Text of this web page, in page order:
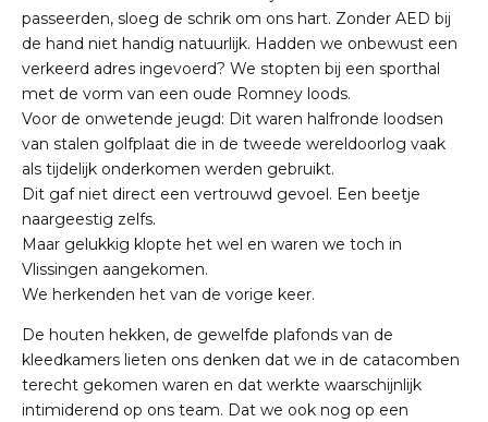
passeerden, sloeg de schrik om ons hart. Zonder AED bij
de hand niet handig natuurlijk. Hadden we onbewust een
verkeerd adres ingevoerd? We stopten bij een sporthal
met de vorm van een oude Romney loods.
Voor de onwetende jeugd: Dit waren halfronde loodsen
van stalen golfplaat die in de tweede wereldoorlog vaak
als tijdelijk onderkomen werden gebruikt.
Dit gaf niet direct een vertrouwd gevoel. Een beetje
naargeestig zelfs.
Maar gelukkig klopte het wel en waren we toch in
Vlissingen aangekomen.
We herkenden het van de vorige keer.
De houten hekken, de gewelfde plafonds van de
kleedkamers lieten ons denken dat we in de catacomben
terecht gekomen waren en dat werkte waarschijnlijk
intimiderend op ons team. Dat we ook nog op een